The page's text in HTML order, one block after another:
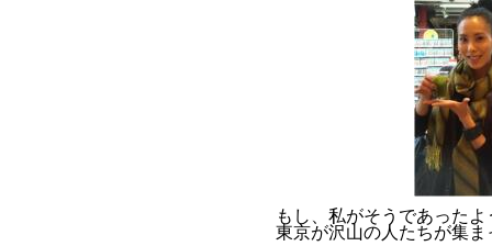
もし、私がそうであった
東京が沢山の人たちが集